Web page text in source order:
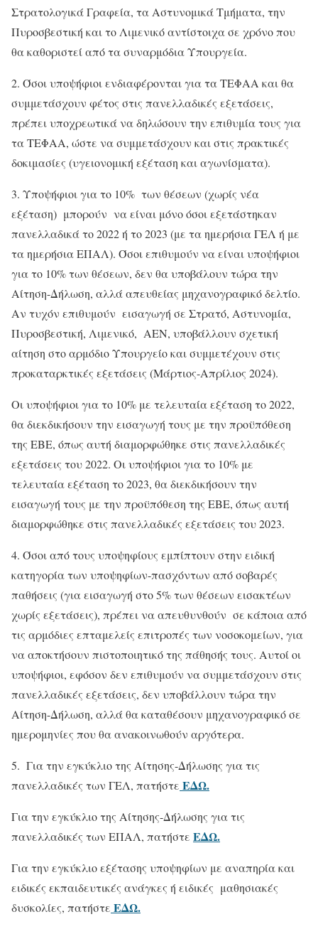
Στρατολογικά Γραφεία, τα Αστυνομικά Τμήματα, την
Πυροσβεστική και το Λιμενικό αντίστοιχα σε χρόνο που
θα καθοριστεί από τα συναρμόδια Υπουργεία.
2. Όσοι υποψήφιοι ενδιαφέρονται για τα ΤΕΦΑΑ και θα
συμμετάσχουν φέτος στις πανελλαδικές εξετάσεις,
πρέπει υποχρεωτικά να δηλώσουν την επιθυμία τους για
τα ΤΕΦΑΑ, ώστε να συμμετάσχουν και στις πρακτικές
δοκιμασίες (υγειονομική εξέταση και αγωνίσματα).
3. Υποψήφιοι για το 10% των θέσεων (χωρίς νέα
εξέταση) μπορούν να είναι μόνο όσοι εξετάστηκαν
πανελλαδικά το 2022 ή το 2023 (με τα ημερήσια ΓΕΛ ή με
τα ημερήσια ΕΠΑΛ). Όσοι επιθυμούν να είναι υποψήφιοι
για το 10% των θέσεων, δεν θα υποβάλουν τώρα την
Αίτηση-Δήλωση, αλλά απευθείας μηχανογραφικό δελτίο.
Αν τυχόν επιθυμούν εισαγωγή σε Στρατό, Αστυνομία,
Πυροσβεστική, Λιμενικό, ΑΕΝ, υποβάλλουν σχετική
αίτηση στο αρμόδιο Υπουργείο και συμμετέχουν στις
προκαταρκτικές εξετάσεις (Μάρτιος-Απρίλιος 2024).
Οι υποψήφιοι για το 10% με τελευταία εξέταση το 2022,
θα διεκδικήσουν την εισαγωγή τους με την προϋπόθεση
της ΕΒΕ, όπως αυτή διαμορφώθηκε στις πανελλαδικές
εξετάσεις του 2022. Οι υποψήφιοι για το 10% με
τελευταία εξέταση το 2023, θα διεκδικήσουν την
εισαγωγή τους με την προϋπόθεση της ΕΒΕ, όπως αυτή
διαμορφώθηκε στις πανελλαδικές εξετάσεις του 2023.
4. Όσοι από τους υποψηφίους εμπίπτουν στην ειδική
κατηγορία των υποψηφίων-πασχόντων από σοβαρές
παθήσεις (για εισαγωγή στο 5% των θέσεων εισακτέων
χωρίς εξετάσεις), πρέπει να απευθυνθούν σε κάποια από
τις αρμόδιες επταμελείς επιτροπές των νοσοκομείων, για
να αποκτήσουν πιστοποιητικό της πάθησής τους. Αυτοί οι
υποψήφιοι, εφόσον δεν επιθυμούν να συμμετάσχουν στις
πανελλαδικές εξετάσεις, δεν υποβάλλουν τώρα την
Αίτηση-Δήλωση, αλλά θα καταθέσουν μηχανογραφικό σε
ημερομηνίες που θα ανακοινωθούν αργότερα.
5. Για την εγκύκλιο της Αίτησης-Δήλωσης για τις
πανελλαδικές των ΓΕΛ, πατήστε ΕΔΩ.
Για την εγκύκλιο της Αίτησης-Δήλωσης για τις
πανελλαδικές των ΕΠΑΛ, πατήστε ΕΔΩ.
Για την εγκύκλιο εξέτασης υποψηφίων με αναπηρία και
ειδικές εκπαιδευτικές ανάγκες ή ειδικές μαθησιακές
δυσκολίες, πατήστε ΕΔΩ.